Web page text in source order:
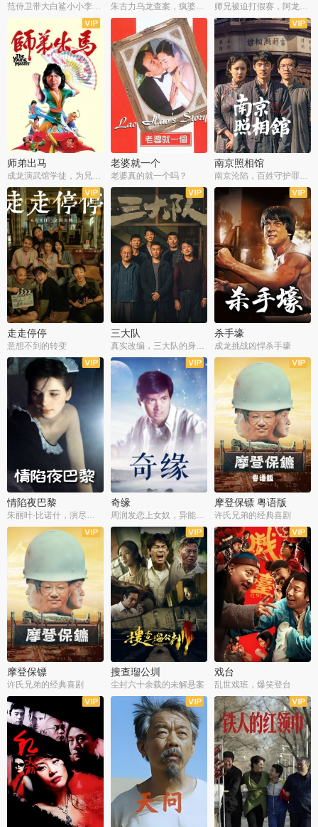
范侍卫带大白鲨小小李破案寻妃 朱古力乌龙查案，疯婆子神助攻 师兄被迫打假赛，阿龙追查斗黑帮
师弟出马
成龙演武馆学徒，为兄搏命战黑道
老婆就一个
老婆真的就一个吗？
南京照相馆
南京沦陷，百姓守护罪证底片
走走停停
意想不到的转变
三大队 杀手壕
成龙挑战凶悍杀手壕
情陷夜巴黎
朱丽叶·比诺什，演尽失爱之痛
奇缘
周润发恋上女奴，异能护体战邪派
摩登保镖 粤语版
许氏兄弟的经典喜剧
摩登保镖
许氏兄弟的经典喜剧
搜查瑠公圳
尘封六十余载的未解悬案
戏台
乱世戏班，爆笑登台